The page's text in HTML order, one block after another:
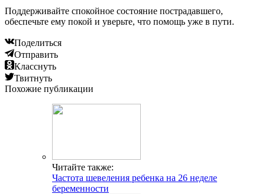
Поддерживайте спокойное состояние пострадавшего,
обеспечьте ему покой и уверьте, что помощь уже в пути.
Поделиться
Отправить
Класснуть
Твитнуть
Похожие публикации
Читайте также:
Частота шевеления ребенка на 26 неделе
беременности